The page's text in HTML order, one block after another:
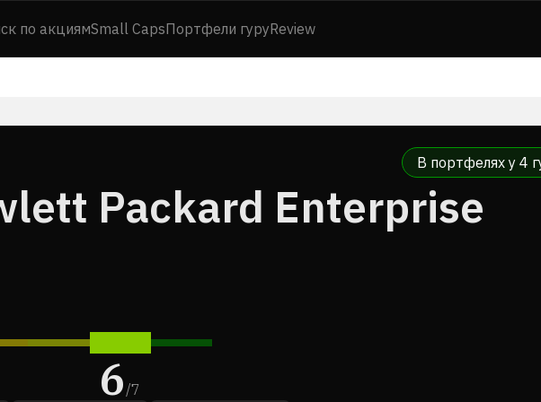
по акциямSmall CapsПортфели гуруReview
В портфелях у 4
Packard Enterprise
6/7